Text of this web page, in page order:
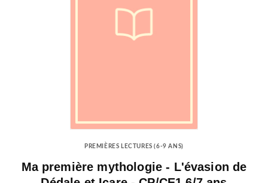
PREMIÈRES LECTURES (6-9 ANS)
Ma première mythologie - L'évasion de